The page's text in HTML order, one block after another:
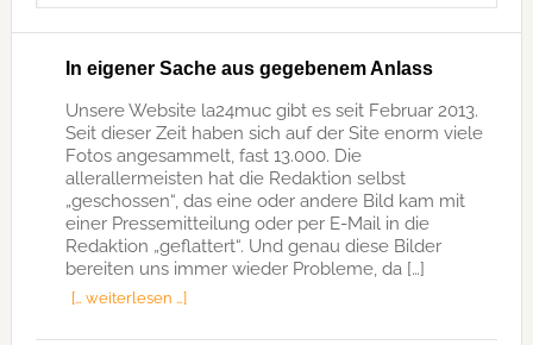
In eigener Sache aus gegebenem Anlass
Unsere Website la24muc gibt es seit Februar 2013.
Seit dieser Zeit haben sich auf der Site enorm viele
Fotos angesammelt, fast 13.000. Die
allerallermeisten hat die Redaktion selbst
„geschossen“, das eine oder andere Bild kam mit
einer Pressemitteilung oder per E-Mail in die
Redaktion „geflattert“. Und genau diese Bilder
bereiten uns immer wieder Probleme, da […]
[… weiterlesen …]